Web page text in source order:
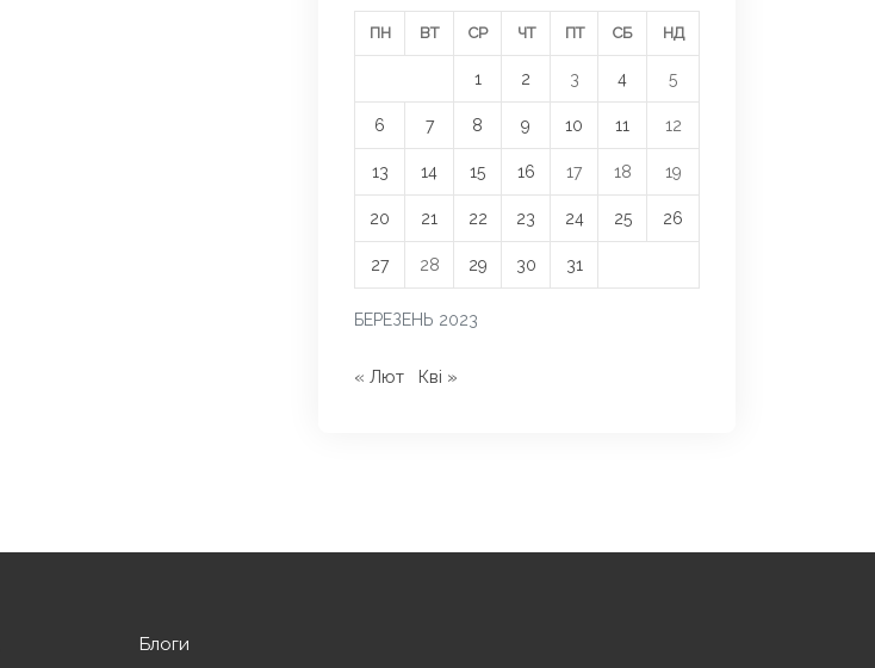
БЕРЕЗЕНЬ 2023
ПН ВТ СР ЧТ ПТ СБ НД
1 2 3 4 5
6 7 8 9 10 11 12
13 14 15 16 17 18 19
20 21 22 23 24 25 26
27 28 29 30 31
« Лют Кві »
Блоги